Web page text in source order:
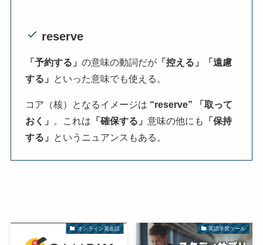
reserve
「予約する」 の意味の動詞だが「控える」「遠慮
する」
といった意味でも使える。
コア（核）となるイメージは “reserve”
「取って
おく」
。これは 「確保する」 意味の他にも
「保持
する」
というニュアンスもある。
オンライン英会話 英語学習ツール